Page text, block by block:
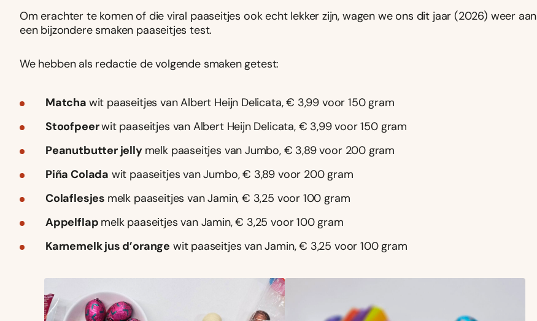
Om erachter te komen of die viral paaseitjes ook echt lekker zijn, wagen we ons dit jaar (2026) weer aan
een bijzondere smaken paaseitjes test.
We hebben als redactie de volgende smaken getest:
Matcha wit paaseitjes van Albert Heijn Delicata, € 3,99 voor 150 gram
Stoofpeerwit paaseitjes van Albert Heijn Delicata, € 3,99 voor 150 gram
Peanutbutter jelly melk paaseitjes van Jumbo, € 3,89 voor 200 gram
Piña Colada wit paaseitjes van Jumbo, € 3,89 voor 200 gram
Colaflesjes melk paaseitjes van Jamin, € 3,25 voor 100 gram
Appelflap melk paaseitjes van Jamin, € 3,25 voor 100 gram
Karnemelk jus d’orange wit paaseitjes van Jamin, € 3,25 voor 100 gram